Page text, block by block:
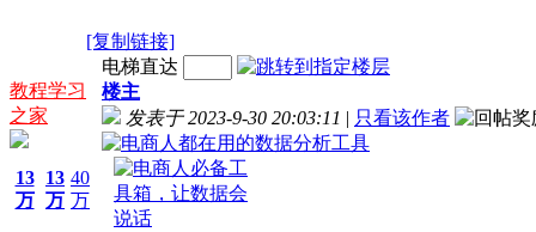
[复制链接]
教程学习
之家
13
万
13
万
40
万
电梯直达
楼主
发表于 2023-9-30 20:03:11 | 只看该作者